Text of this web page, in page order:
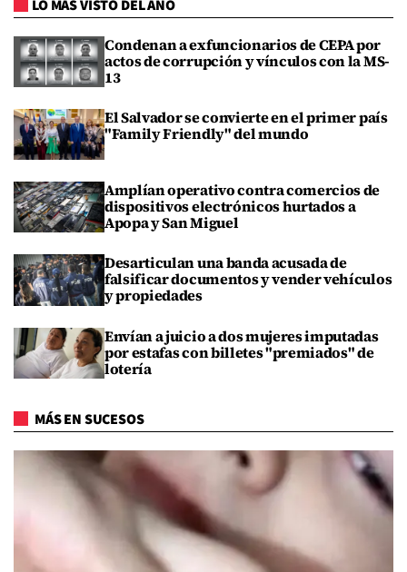
LO MÁS VISTO DEL AÑO
Condenan a exfuncionarios de CEPA por
actos de corrupción y vínculos con la MS-
13
El Salvador se convierte en el primer país
"Family Friendly" del mundo
Amplían operativo contra comercios de
dispositivos electrónicos hurtados a
Apopa y San Miguel
Desarticulan una banda acusada de
falsificar documentos y vender vehículos
y propiedades
Envían a juicio a dos mujeres imputadas
por estafas con billetes "premiados" de
lotería
MÁS EN SUCESOS